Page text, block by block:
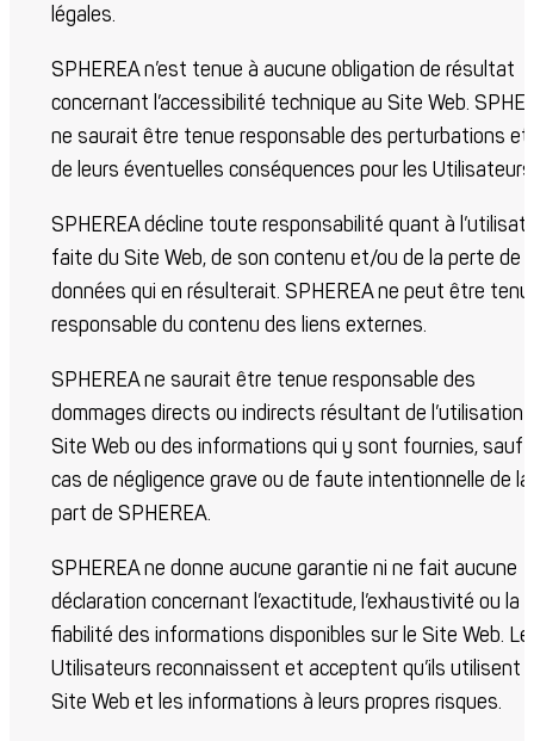
légales.
SPHEREA n’est tenue à aucune obligation de résultat
concernant l’accessibilité technique au Site Web.
ne saurait être tenue responsable des perturbations
de leurs éventuelles conséquences pour les
SPHEREA décline toute responsabilité quant à
faite du Site Web, de son contenu et/ou de la perte de
données qui en résulterait. SPHEREA ne peut être
responsable du contenu des liens externes.
SPHEREA ne saurait être tenue responsable des
dommages directs ou indirects résultant de l’utilisation
Site Web ou des informations qui y sont fournies, sauf
cas de négligence grave ou de faute intentionnelle de la
part de SPHEREA.
SPHEREA ne donne aucune garantie ni ne fait aucune
déclaration concernant l’exactitude, l’exhaustivité ou la
fiabilité des informations disponibles sur le Site Web.
Utilisateurs reconnaissent et acceptent qu’ils utilisent
Site Web et les informations à leurs propres risques.